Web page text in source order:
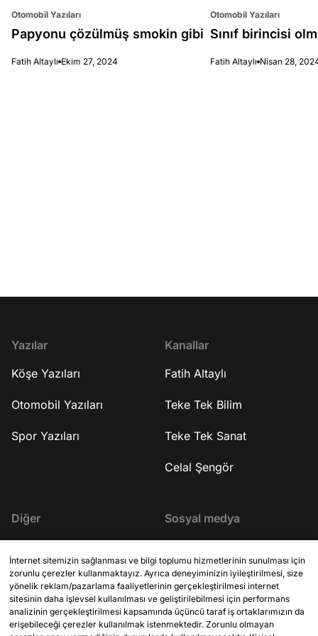
Otomobil Yazıları
Papyonu çözülmüş smokin gibi
Fatih Altaylı Ekim 27, 2024
Otomobil Yazıları
Sınıf birincisi
Fatih Altaylı Nisan 28,
Yazılar
Köşe Yazıları
Otomobil Yazıları
Spor Yazıları
Kanallar
Fatih Altaylı
Teke Tek Bilim
Teke Tek Sanat
Celal Şengör
Diğer
KVKK Aydınlatma Metni
Site Kuralları
Sosyal medya
YouTube
Instagram
İnternet sitemizin sağlanması ve bilgi toplumu hizmetlerinin sunulması için
zorunlu çerezler kullanmaktayız. Ayrıca deneyiminizin iyileştirilmesi, size
yönelik reklam/pazarlama faaliyetlerinin gerçekleştirilmesi internet
sitesinin daha işlevsel kullanılması ve geliştirilebilmesi için performans
analizinin gerçekleştirilmesi kapsamında üçüncü taraf iş ortaklarımızın da
erişebileceği çerezler kullanılmak istenmektedir. Zorunlu olmayan